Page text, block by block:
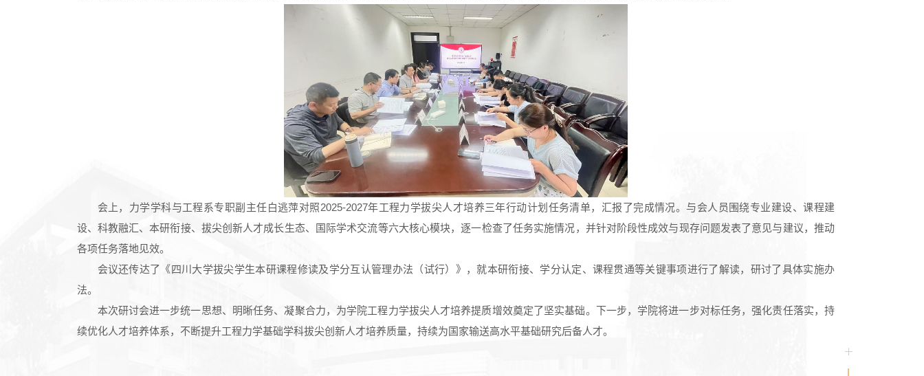
会上，力学学科与工程系专职副主任白逃萍对照2025-2027年工程力学拔尖人才培养三年行动计划任务清单，汇报了完成情况。与会人员围绕专业建设、课程建
设、科教融汇、本研衔接、拔尖创新人才成长生态、国际学术交流等六大核心模块，逐一检查了任务实施情况，并针对阶段性成效与现存问题发表了意见与建议，推动
各项任务落地见效。
会议还传达了《四川大学拔尖学生本研课程修读及学分互认管理办法（试行）》，就本研衔接、学分认定、课程贯通等关键事项进行了解读，研讨了具体实施办
法。
本次研讨会进一步统一思想、明晰任务、凝聚合力，为学院工程力学拔尖人才培养提质增效奠定了坚实基础。下一步，学院将进一步对标任务，强化责任落实，持
续优化人才培养体系，不断提升工程力学基础学科拔尖创新人才培养质量，持续为国家输送高水平基础研究后备人才。